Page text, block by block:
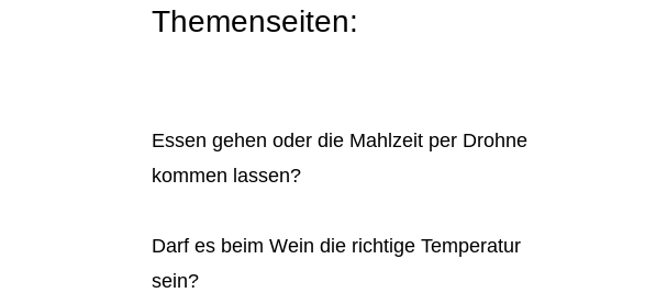
Themenseiten:
Essen gehen oder die Mahlzeit per Drohne
kommen lassen?
Darf es beim Wein die richtige Temperatur
sein?